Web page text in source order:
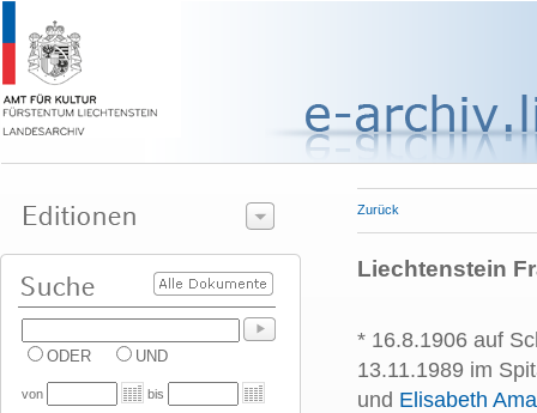
ODER UND
von bis
Zurück
Liechtenstein
* 16.8.1906 auf
13.11.1989 im
und Elisabeth